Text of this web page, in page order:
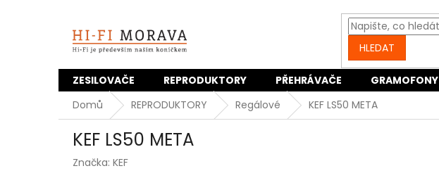
HLEDAT
ZESILOVAČE REPRODUKTORY PŘEHRÁVAČE GRAMOFONY
Domů
REPRODUKTORY Regálové KEF LS50 META
KEF LS50 META
Značka: KEF